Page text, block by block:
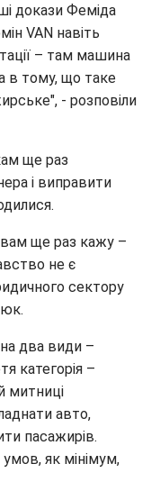
докази Феміда
VAN навіть
– там машина
в тому, що таке
- розповіли
ще раз
і виправити
ще раз кажу –
не є
сектору
на два види –
категорія –
митниці
авто,
пасажирів.
як мінімум,